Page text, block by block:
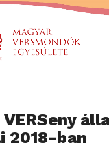
2018-ban